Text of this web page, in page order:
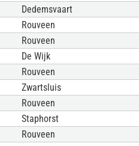
Dedemsvaart
Rouveen
Rouveen
De Wijk
Rouveen
Zwartsluis
Rouveen
Staphorst
Rouveen